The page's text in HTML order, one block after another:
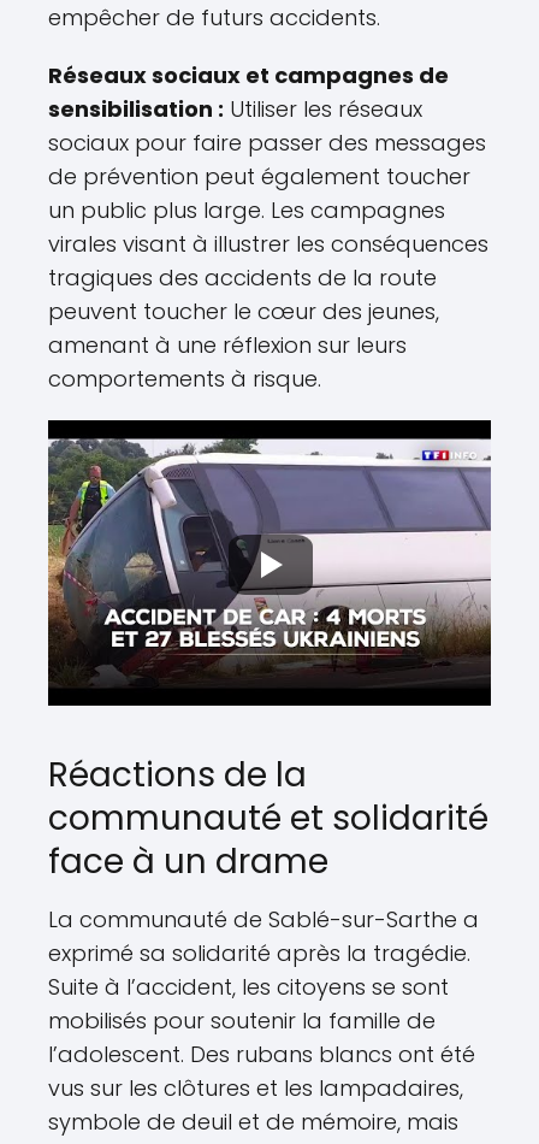
empêcher de futurs accidents.
Réseaux sociaux et campagnes de
sensibilisation : Utiliser les réseaux
sociaux pour faire passer des messages
de prévention peut également toucher
un public plus large. Les campagnes
virales visant à illustrer les conséquences
tragiques des accidents de la route
peuvent toucher le cœur des jeunes,
amenant à une réflexion sur leurs
comportements à risque.
Réactions de la
communauté et solidarité
face à un drame
La communauté de Sablé-sur-Sarthe a
exprimé sa solidarité après la tragédie.
Suite à l’accident, les citoyens se sont
mobilisés pour soutenir la famille de
l’adolescent. Des rubans blancs ont été
vus sur les clôtures et les lampadaires,
symbole de deuil et de mémoire, mais